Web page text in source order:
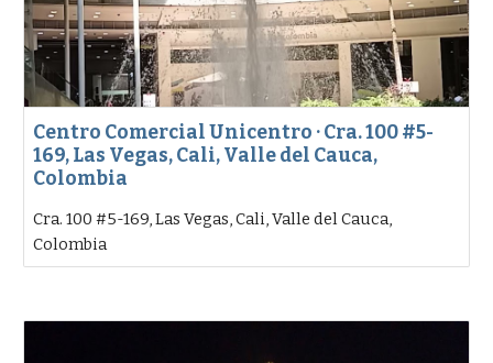
Centro Comercial Unicentro · Cra. 100 #5-
169, Las Vegas, Cali, Valle del Cauca,
Colombia
Cra. 100 #5-169, Las Vegas, Cali, Valle del Cauca,
Colombia